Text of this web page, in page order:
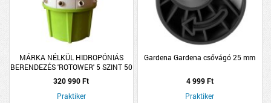
MÁRKA NÉLKÜL HIDROPÓNIÁS
BERENDEZÉS 'ROTOWER' 5 SZINT 50
DARAB KOSÁR KERINGETŐ
SZIVATTYÚVAL
320 990 Ft
Praktiker
Gardena Gardena csővágó 25 mm
4 999 Ft
Praktiker